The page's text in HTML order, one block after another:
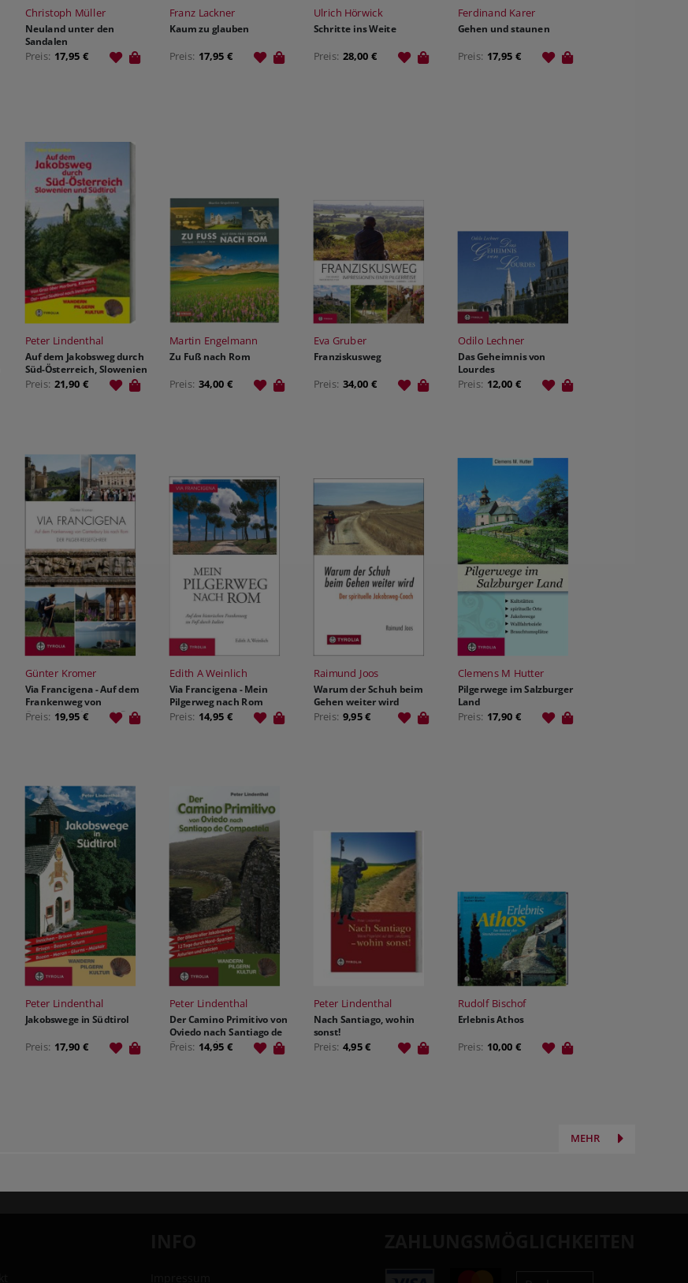
Christoph Müller
Neuland unter den
Sandalen
Preis: 17,95 €
Franz Lackner
Kaum zu glauben
Preis: 17,95 €
Ulrich Hörwick
Schritte ins Weite
Preis: 28,00 €
Ferdinand Karer
Gehen und staunen
Preis: 17,95 €
Peter Lindenthal
Auf dem Jakobsweg durch
Süd-Österreich, Slowenien
und Südtirol
Preis: 21,90 €
Martin Engelmann
Zu Fuß nach Rom
Preis: 34,00 €
Eva Gruber
Franziskusweg
Preis: 34,00 €
Odilo Lechner
Das Geheimnis von
Lourdes
Preis: 12,00 €
Günter Kromer
Via Francigena - Auf dem
Frankenweg von
Canterbury bis nach Rom
Preis: 19,95 €
Edith A Weinlich
Via Francigena - Mein
Pilgerweg nach Rom
Preis: 14,95 €
Raimund Joos
Warum der Schuh beim
Gehen weiter wird
Preis: 9,95 €
Clemens M Hutter
Pilgerwege im Salzburger
Land
Preis: 17,90 €
Peter Lindenthal
Jakobswege in Südtirol
Preis: 17,90 €
Peter Lindenthal
Der Camino Primitivo von
Oviedo nach Santiago de
Compostela
Preis: 14,95 €
Peter Lindenthal
Nach Santiago, wohin
sonst!
Preis: 4,95 €
Rudolf Bischof
Erlebnis Athos
Preis: 10,00 €
MEHR